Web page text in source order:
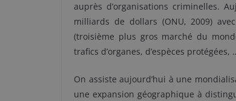
auprès d’organisations criminelles.
milliards de dollars (ONU, 2009)
(troisième plus gros marché du
trafics d’organes, d’espèces protégées,
On assiste aujourd’hui à une
une expansion géographique à